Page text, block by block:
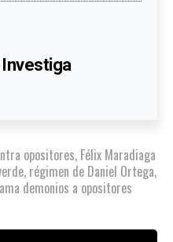
Investiga
opositores, Félix Maradiaga
, régimen de Daniel Ortega,
demonios a opositores